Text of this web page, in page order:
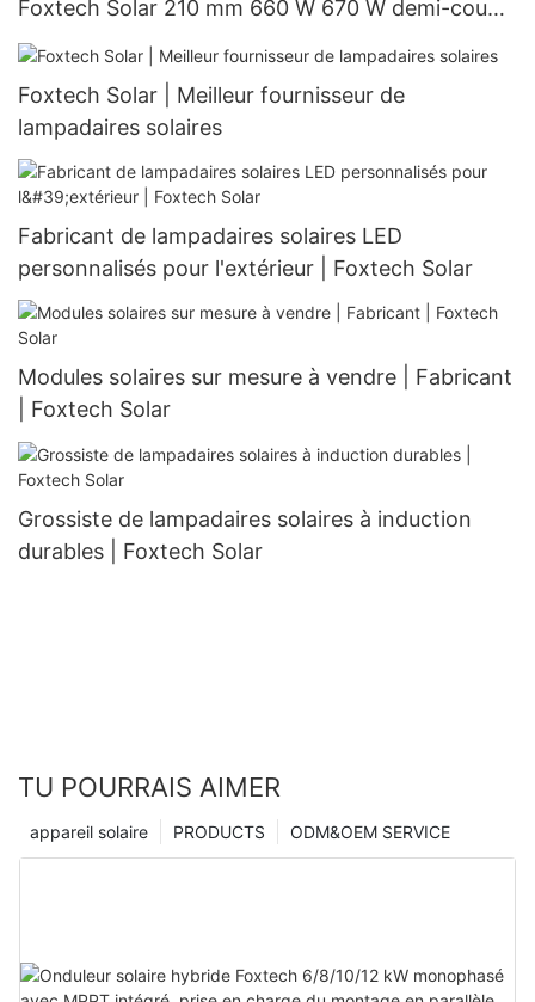
Foxtech Solar 210 mm 660 W 670 W demi-coupe
132 cellules
Foxtech Solar | Meilleur fournisseur de
lampadaires solaires
Fabricant de lampadaires solaires LED
personnalisés pour l'extérieur | Foxtech Solar
Modules solaires sur mesure à vendre | Fabricant
| Foxtech Solar
Grossiste de lampadaires solaires à induction
durables | Foxtech Solar
TU POURRAIS AIMER
ODM&OEM SERVICE
PRODUCTS
appareil solaire